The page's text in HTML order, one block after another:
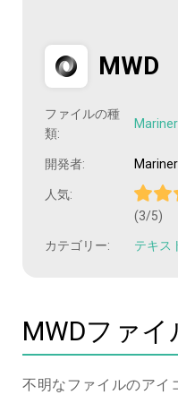
MWD
ファイルの種
類:
開発者:
人気:
(3/5)
カテゴリー: テキス
MWDファイ
不明なファイルのアイ